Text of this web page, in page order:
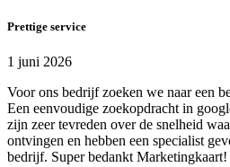
Prettige service
1 juni 2026
Voor ons bedrijf zoeken we naar een
Een eenvoudige zoekopdracht in
zijn zeer tevreden over de snelheid
ontvingen en hebben een specialist
bedrijf. Super bedankt Marketingkaart!